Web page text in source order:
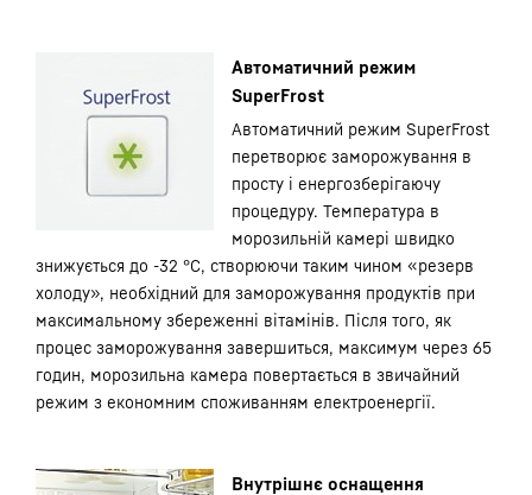
Автоматичний режим
SuperFrost
Автоматичний режим SuperFrost
перетворює заморожування в
просту і енергозберігаючу
процедуру. Температура в
морозильній камері швидко
знижується до -32 °С, створюючи таким чином «резерв
холоду», необхідний для заморожування продуктів при
максимальному збереженні вітамінів. Після того, як
процес заморожування завершиться, максимум через 65
годин, морозильна камера повертається в звичайний
режим з економним споживанням електроенергії.
Внутрішнє оснащення